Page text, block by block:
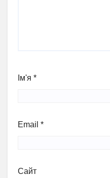
Ім'я *
Email *
Сайт